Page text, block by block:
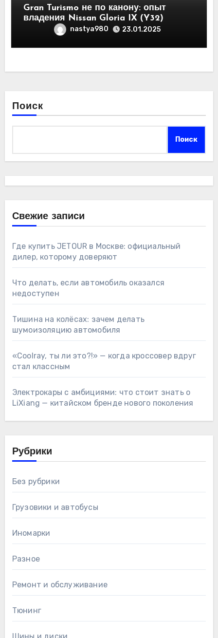
Gran Turismo не по канону: опыт
владения Nissan Gloria IX (Y32)
nastya980 23.01.2025
Поиск
Поиск
Свежие записи
Где купить JETOUR в Москве: официальный
дилер, которому доверяют
Что делать, если автомобиль оказался
недоступен
Тишина на колёсах: зачем делать
шумоизоляцию автомобиля
«Coolray, ты ли это?!» — когда кроссовер вдруг
стал классным
Электрокары с амбициями: что стоит знать о
LiXiang — китайском бренде нового поколения
Рубрики
Без рубрики
Грузовики и автобусы
Иномарки
Разное
Ремонт и обслуживание
Тюнинг
Шины и диски